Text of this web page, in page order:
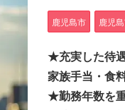
鹿児島市 鹿児
★充実した待
家族手当・食
★勤務年数を